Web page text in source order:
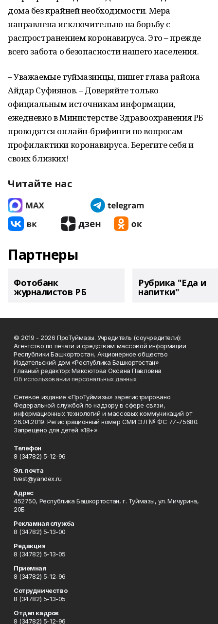
дома без крайней необходимости. Мера
направлена исключительно на борьбу с
распространением коронавируса. Это – прежде
всего забота о безопасности нашего населения.
– Уважаемые туймазинцы, пишет глава района
Айдар Суфиянов. – Доверяйте только
официальным источникам информации,
ежедневно в Министерстве Здравоохранения РБ
проводятся онлайн-брифинги по вопросам
профилактики коронавируса. Берегите себя и
своих близких!
Читайте нас
Партнеры
Фотобанк
журналистов РБ
Рубрика "Еда и
напитки"
© 2019 - 2026 ПроТуймазы. Учредитель (соучредители):
Агентство по печати и средствам массовой информации
Республики Башкортостан, Акционерное общество
Издательский дом «Республика Башкортостан»
Главный редактор: Максютова Оксана Павловна
Об использовании персональных данных
Сетевое издание «ПроТуймазы» зарегистрировано
Федеральной службой по надзору в сфере связи,
информационных технологий и массовых коммуникаций от
26.04.2019. Регистрационный номер СМИ ЭЛ № ФС 77-75680.
Запрещено для детей «18+»
Телефон
8 (34782) 5-12-96
Эл. почта
tvest@yandex.ru
Адрес
452750, Республика Башкортостан, г. Туймазы, ул. Мичурина,
20Б
Рекламная служба
8 (34782) 5-13-00
Редакция
8 (34782) 5-13-05
Приемная
8 (34782) 5-12-96
Сотрудничество
8 (34782) 5-13-05
Отдел кадров
8 (34782) 5-12-96